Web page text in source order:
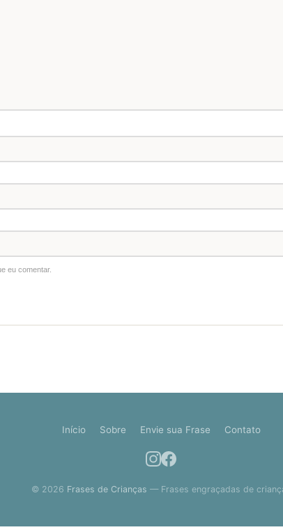
eu comentar.
Início Sobre Envie sua Frase Contato
© 2026 Frases de Crianças — Frases engraçadas de